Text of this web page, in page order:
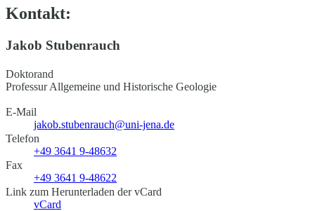
Kontakt:
Jakob Stubenrauch
Doktorand
Professur Allgemeine und Historische Geologie
E-Mail
jakob.stubenrauch@uni-jena.de
Telefon
+49 3641 9-48632
Fax
+49 3641 9-48622
Link zum Herunterladen der vCard
vCard